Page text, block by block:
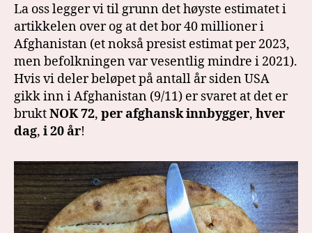
La oss legger vi til grunn det høyste estimatet i
artikkelen over og at det bor 40 millioner i
Afghanistan (et nokså presist estimat per 2023,
men befolkningen var vesentlig mindre i 2021).
Hvis vi deler beløpet på antall år siden USA
gikk inn i Afghanistan (9/11) er svaret at det er
bruktNOK 72, perafghansk innbygger, hver
dag, i 20 år!